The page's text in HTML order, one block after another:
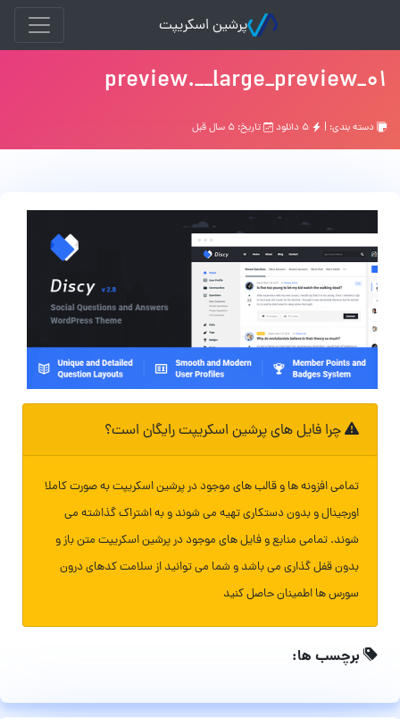
پرشین اسکریپت
01_preview.__large_preview
دسته بندی: | تاریخ: ۵ سال قبل
چرا فایل های پرشین اسکریپت رایگان است؟
تمامی افزونه ها و قالب های موجود در پرشین اسکریپت به صورت کاملا
اورجینال و بدون دستکاری تهیه می شوند و به اشتراک گذاشته می
شوند. تمامی منابع و فایل های موجود در پرشین اسکریپت متن باز و
بدون قفل گذاری می باشد و شما می توانید از سلامت کدهای درون
سورس ها اطمینان حاصل کنید
برچسب ها: